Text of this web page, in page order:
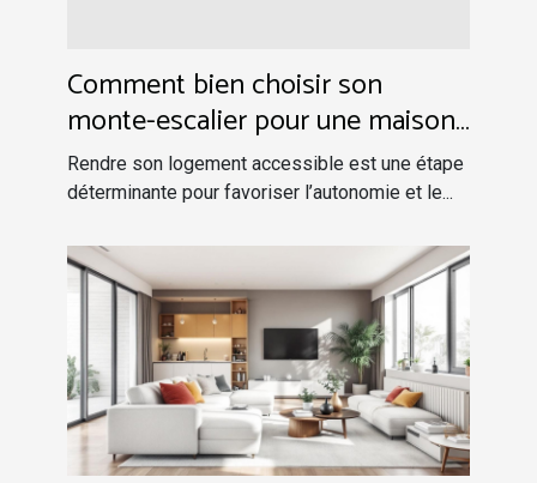
Comment bien choisir son
monte-escalier pour une maison
plus accessible ?
Rendre son logement accessible est une étape
déterminante pour favoriser l’autonomie et le...